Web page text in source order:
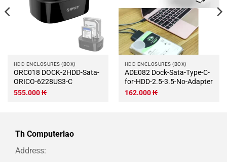
HDD ENCLOSURES (BOX)
ORC018 DOCK-2HDD-Sata-
ORICO-6228US3-C
555.000₭
HDD ENCLOSURES (BOX)
ADE082 Dock-Sata-Type-C-
for-HDD-2.5-3.5-No-Adapter
162.000₭
Th Computerlao
Address: